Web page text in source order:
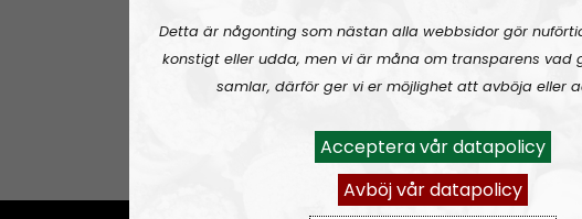
Detta är någonting som nästan alla webbsidor gör
konstigt eller udda, men vi är måna om transparens vad
samlar, därför ger vi er möjlighet att avböja eller
Acceptera vår datapolicy
Avböj vår datapolicy